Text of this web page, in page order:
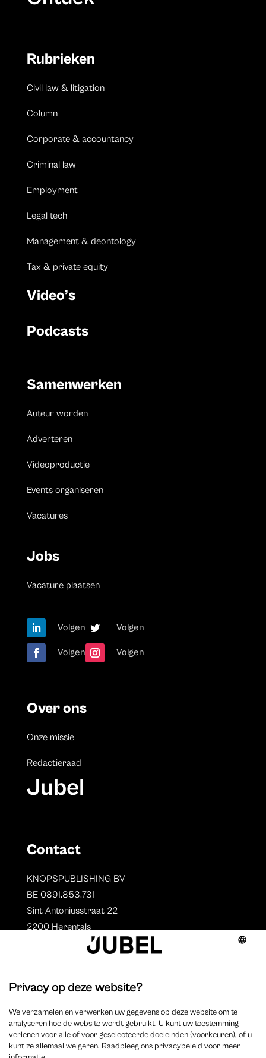
Rubrieken
Civil law & litigation
Column
Corporate & accountancy
Criminal law
Employment
Legal tech
Management & deontology
Tax & private equity
Video’s
Podcasts
Samenwerken
Auteur worden
Adverteren
Videoproductie
Events organiseren
Vacatures
Jobs
Vacature plaatsen
Volgen Volgen
Volgen Volgen
Over ons
Onze missie
Redactieraad
Jubel
Contact
KNOPSPUBLISHING BV
BE 0891.853.731
Sint-Antoniusstraat 22
2200 Herentals
Auteurs
Overzicht auteurs
Auteur worden?